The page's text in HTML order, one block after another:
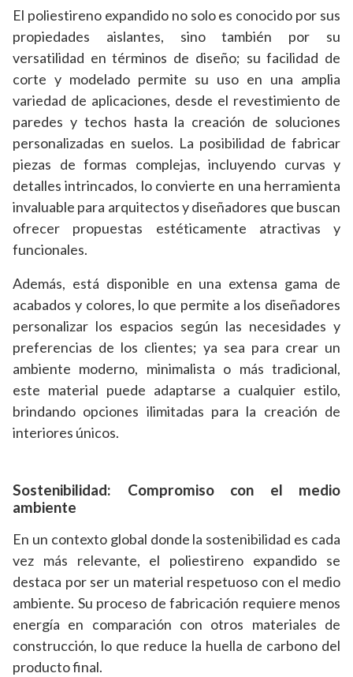
El poliestireno expandido no solo es conocido por sus
propiedades aislantes, sino también por su
versatilidad en términos de diseño; su facilidad de
corte y modelado permite su uso en una amplia
variedad de aplicaciones, desde el revestimiento de
paredes y techos hasta la creación de soluciones
personalizadas en suelos. La posibilidad de fabricar
piezas de formas complejas, incluyendo curvas y
detalles intrincados, lo convierte en una herramienta
invaluable para arquitectos y diseñadores que buscan
ofrecer propuestas estéticamente atractivas y
funcionales.
Además, está disponible en una extensa gama de
acabados y colores, lo que permite a los diseñadores
personalizar los espacios según las necesidades y
preferencias de los clientes; ya sea para crear un
ambiente moderno, minimalista o más tradicional,
este material puede adaptarse a cualquier estilo,
brindando opciones ilimitadas para la creación de
interiores únicos.
Sostenibilidad: Compromiso con el medio
ambiente
En un contexto global donde la sostenibilidad es cada
vez más relevante, el poliestireno expandido se
destaca por ser un material respetuoso con el medio
ambiente. Su proceso de fabricación requiere menos
energía en comparación con otros materiales de
construcción, lo que reduce la huella de carbono del
producto final.